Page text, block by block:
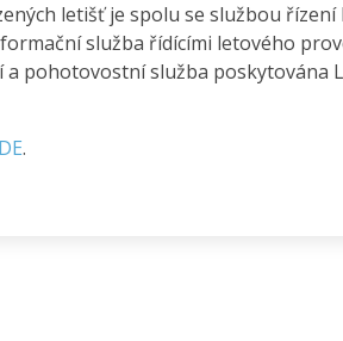
letišť je spolu se službou
služba řídícími letového
a pohotovostní služba poskytována
.